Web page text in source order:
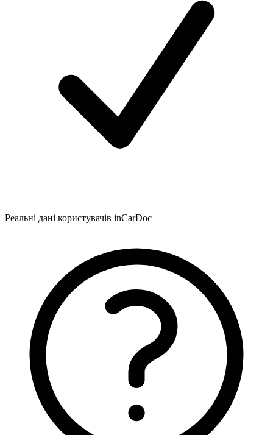
Реальні дані користувачів inCarDoc